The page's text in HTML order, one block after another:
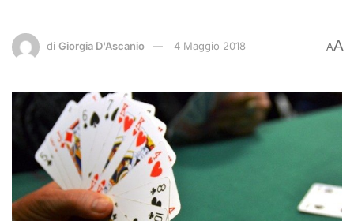
di Giorgia D'Ascanio 4 Maggio 2018 AA